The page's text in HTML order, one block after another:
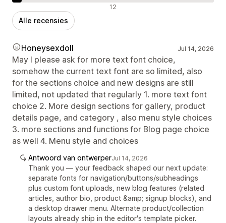
Negatieve recensies 12
Alle recensies
Honeysexdoll Jul 14, 2026
May I please ask for more text font choice,
somehow the current text font are so limited, also
for the sections choice and new designs are still
limited, not updated that regularly 1. more text font
choice 2. More design sections for gallery, product
details page, and category , also menu style choices
3. more sections and functions for Blog page choice
as well 4. Menu style and choices
Antwoord van ontwerperJul 14, 2026
Thank you — your feedback shaped our next update:
separate fonts for navigation/buttons/subheadings
plus custom font uploads, new blog features (related
articles, author bio, product &amp; signup blocks), and
a desktop drawer menu. Alternate product/collection
layouts already ship in the editor's template picker.